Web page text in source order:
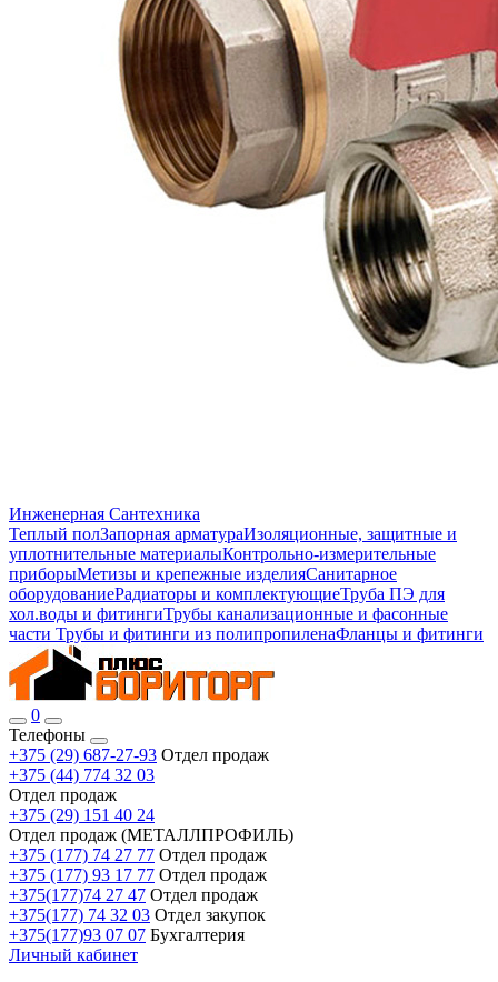
Инженерная Сантехника
Теплый полЗапорная арматураИзоляционные, защитные и
уплотнительные материалыКонтрольно-измерительные
приборыМетизы и крепежные изделияСанитарное
оборудованиеРадиаторы и комплектующиеТруба ПЭ для
хол.воды и фитингиТрубы канализационные и фасонные
части Трубы и фитинги из полипропиленаФланцы и фитинги
0
Телефоны
+375 (29) 687-27-93 Отдел продаж
+375 (44) 774 32 03
Отдел продаж
+375 (29) 151 40 24
Отдел продаж (МЕТАЛЛПРОФИЛЬ)
+375 (177) 74 27 77 Отдел продаж
+375 (177) 93 17 77 Отдел продаж
+375(177)74 27 47 Отдел продаж
+375(177) 74 32 03 Отдел закупок
+375(177)93 07 07 Бухгалтерия
Личный кабинет